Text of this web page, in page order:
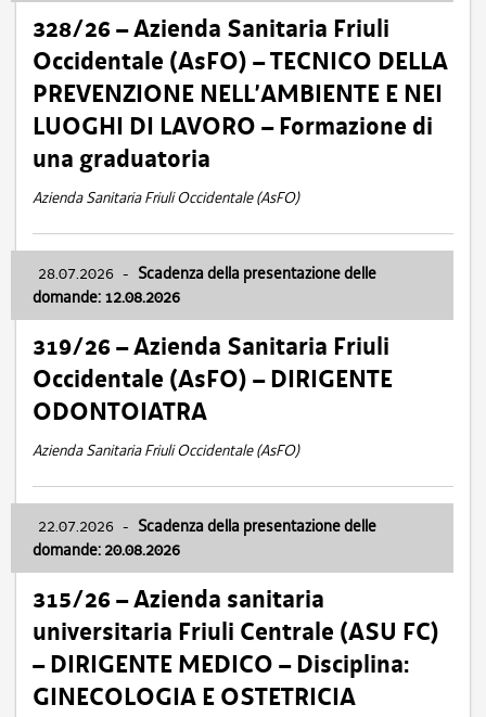
328/26 – Azienda Sanitaria Friuli
Occidentale (AsFO) – TECNICO DELLA
PREVENZIONE NELL’AMBIENTE E NEI
LUOGHI DI LAVORO – Formazione di
una graduatoria
Azienda Sanitaria Friuli Occidentale (AsFO)
28.07.2026 - Scadenza della presentazione delle
domande: 12.08.2026
319/26 – Azienda Sanitaria Friuli
Occidentale (AsFO) – DIRIGENTE
ODONTOIATRA
Azienda Sanitaria Friuli Occidentale (AsFO)
22.07.2026 - Scadenza della presentazione delle
domande: 20.08.2026
315/26 – Azienda sanitaria
universitaria Friuli Centrale (ASU FC)
– DIRIGENTE MEDICO – Disciplina:
GINECOLOGIA E OSTETRICIA